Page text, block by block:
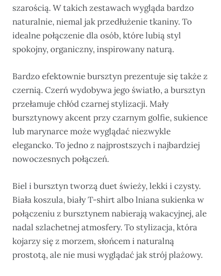
szarością. W takich zestawach wygląda bardzo
naturalnie, niemal jak przedłużenie tkaniny. To
idealne połączenie dla osób, które lubią styl
spokojny, organiczny, inspirowany naturą.
Bardzo efektownie bursztyn prezentuje się także z
czernią. Czerń wydobywa jego światło, a bursztyn
przełamuje chłód czarnej stylizacji. Mały
bursztynowy akcent przy czarnym golfie, sukience
lub marynarce może wyglądać niezwykle
elegancko. To jedno z najprostszych i najbardziej
nowoczesnych połączeń.
Biel i bursztyn tworzą duet świeży, lekki i czysty.
Biała koszula, biały T-shirt albo lniana sukienka w
połączeniu z bursztynem nabierają wakacyjnej, ale
nadal szlachetnej atmosfery. To stylizacja, która
kojarzy się z morzem, słońcem i naturalną
prostotą, ale nie musi wyglądać jak strój plażowy.